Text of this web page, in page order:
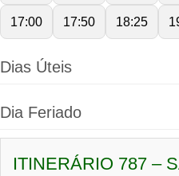
17:00 17:50 18:25
Dias Úteis
Dia Feriado
ITINERÁRIO 787 –